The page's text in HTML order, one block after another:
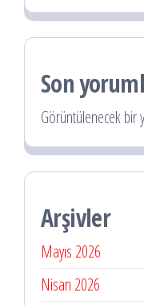
Son
Görüntülenecek bir
Arşivler
Mayıs 2026
Nisan 2026